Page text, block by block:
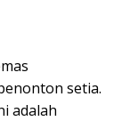
setia.
adalah